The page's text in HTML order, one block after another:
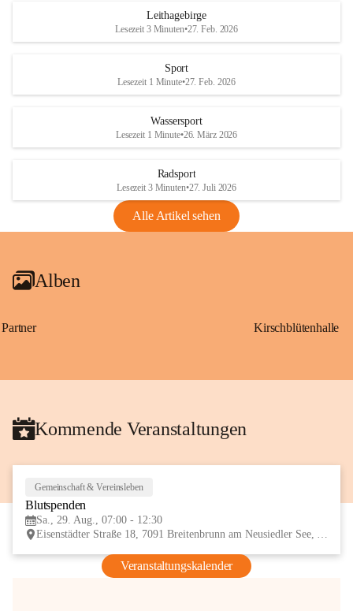
Maßnahmen zur Bekämpfung
Rebe und der Amerikanischen
Anhang VBl. EU Nr. 18
1 Seite•1,4 MB
VBl. EU Nr. 18_2026
Leithagebirge
Lesezeit 3 Minuten•27. Feb. 2026
Sport
Lesezeit 1 Minute•27. Feb. 2026
Wassersport
Lesezeit 1 Minute•26. März 2026
Radsport
Lesezeit 3 Minuten•27. Juli 2026
Alle Artikel sehen
Alben
Partner Kirschblütenhalle
Kommende Veranstaltungen
Gemeinschaft & Vereinsleben
Blutspenden
Sa., 29. Aug., 07:00 - 12:30
Eisenstädter Straße 18, 7091 Breitenbrunn am Neusiedler See, AUT
Veranstaltungskalender